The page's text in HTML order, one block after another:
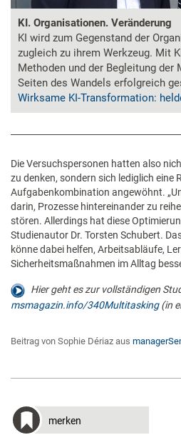
KI. Organisationen. Veränderung
KI wird zum Gegenstand der
zugleich zu ihrem Werkzeug. Mit
Methoden und der Begleitung der
Seiten des Wandels erfolgreich
Wirksame KI-Transformation:
Die Versuchspersonen hatten also
zu denken, sondern sich lediglich eine
Aufgabenkombination angewöhnt.
darin, Prozesse hintereinander zu
stören. Allerdings hat diese
Studienautor Dr. Torsten Schubert.
könne dabei helfen, Arbeitsabläufe,
Sicherheitsmaßnahmen im Alltag
Hier geht es zur vollständigen
msmagazin.info/340Multitasking(in
Beitrag von Sophie Dériaz aus
merken